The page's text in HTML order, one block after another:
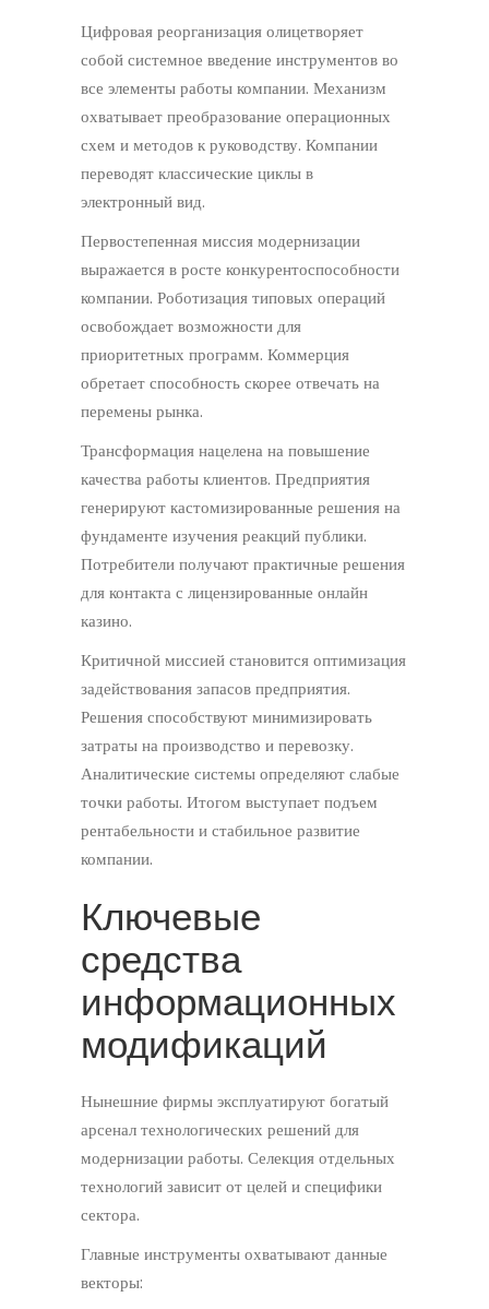
Цифровая реорганизация олицетворяет
собой системное введение инструментов во
все элементы работы компании. Механизм
охватывает преобразование операционных
схем и методов к руководству. Компании
переводят классические циклы в
электронный вид.
Первостепенная миссия модернизации
выражается в росте конкурентоспособности
компании. Роботизация типовых операций
освобождает возможности для
приоритетных программ. Коммерция
обретает способность скорее отвечать на
перемены рынка.
Трансформация нацелена на повышение
качества работы клиентов. Предприятия
генерируют кастомизированные решения на
фундаменте изучения реакций публики.
Потребители получают практичные решения
для контакта с лицензированные онлайн
казино.
Критичной миссией становится оптимизация
задействования запасов предприятия.
Решения способствуют минимизировать
затраты на производство и перевозку.
Аналитические системы определяют слабые
точки работы. Итогом выступает подъем
рентабельности и стабильное развитие
компании.
Ключевые
средства
информационных
модификаций
Нынешние фирмы эксплуатируют богатый
арсенал технологических решений для
модернизации работы. Селекция отдельных
технологий зависит от целей и специфики
сектора.
Главные инструменты охватывают данные
векторы: